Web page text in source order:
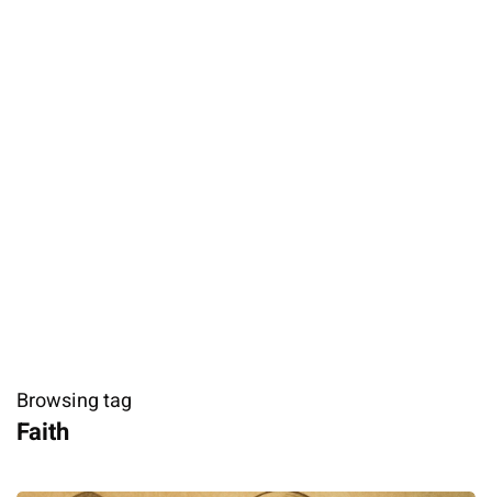
Browsing tag
Faith